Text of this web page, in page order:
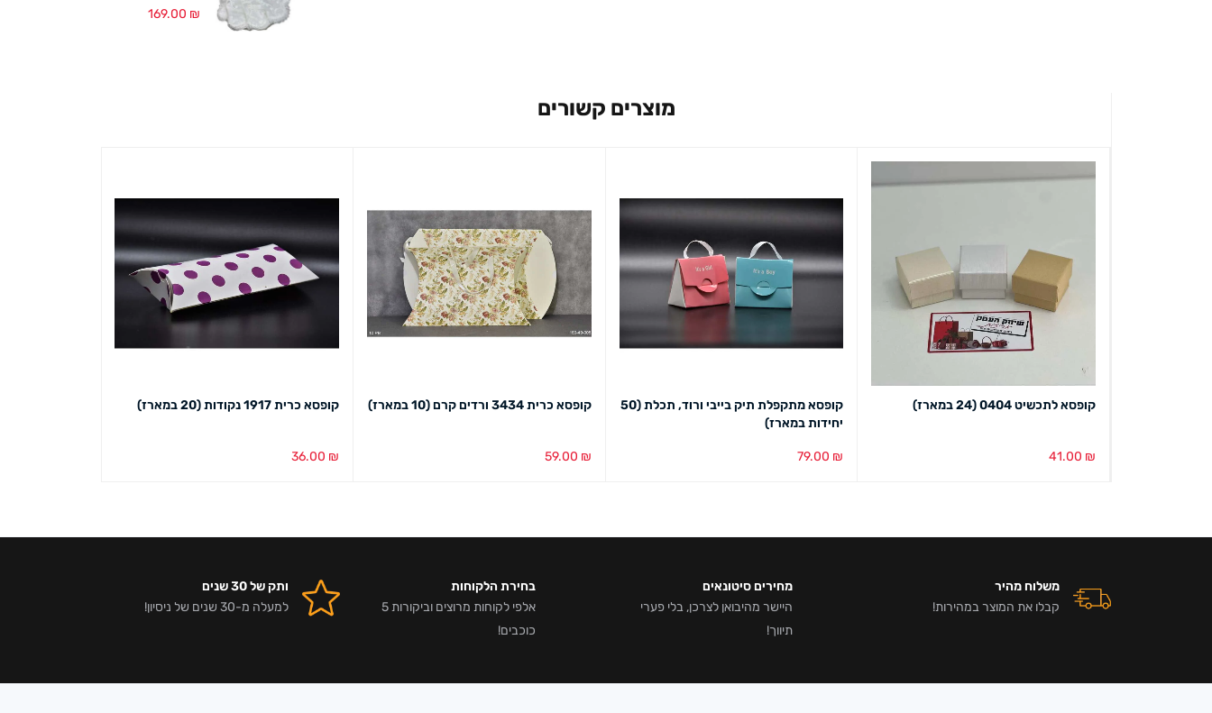
169.00 ₪
מוצרים קשורים
קופסא לתכשיט 0404 (24 במארז)
41.00 ₪
קופסא מתקפלת תיק בייבי ורוד, תכלת (50
יחידות במארז)
79.00 ₪
קופסא כרית 3434 ורדים קרם (10 במארז)
59.00 ₪
קופסא כרית 1917 נקודות (20 במארז)
36.00 ₪
משלוח מהיר
קבלו את המוצר במהירות!
מחירים סיטונאים
היישר מהיבואן לצרכן, בלי פערי
תיווך!
בחירת הלקוחות
אלפי לקוחות מרוצים וביקורות 5
כוכבים!
ותק של 30 שנים
למעלה מ-30 שנים של ניסיון!